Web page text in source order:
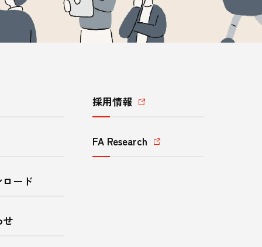
ード
せ
採用情報
FA Research